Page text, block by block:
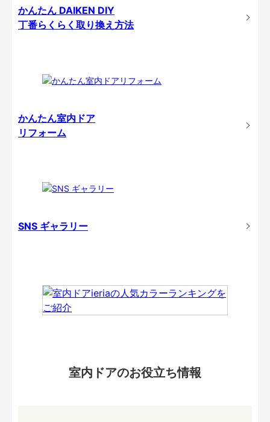
かんたん DAIKEN DIY
丁番らくらく取り換え方法
かんたん室内ドア
リフォーム
SNS ギャラリー
室内ドアのお役立ち情報